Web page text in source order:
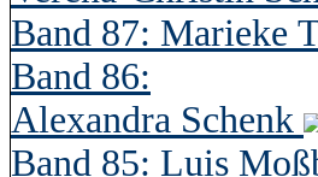
Band 87: Marieke
Band 86:
Alexandra Schenk
Band 85: Luis